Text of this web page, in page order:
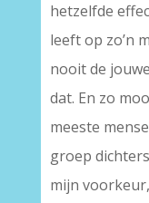
hetzelfde
leeft op zo’n
nooit de
dat. En zo
meeste
groep
mijn